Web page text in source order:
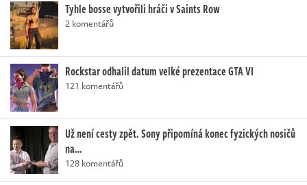
Tyhle bosse vytvořili hráči v Saints Row
2 komentářů
Rockstar odhalil datum velké prezentace GTA VI
121 komentářů
Už není cesty zpět. Sony připomíná konec fyzických nosičů
na…
128 komentářů